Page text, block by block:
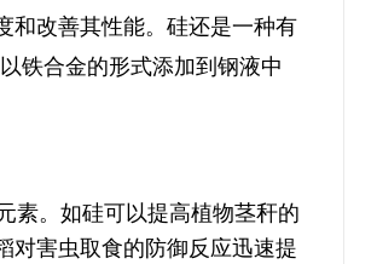
和改善其性能。硅还是一种有
铁合金的形式添加到钢液中
素。如硅可以提高植物茎秆的
对害虫取食的防御反应迅速提